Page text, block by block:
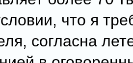
что я
согласна